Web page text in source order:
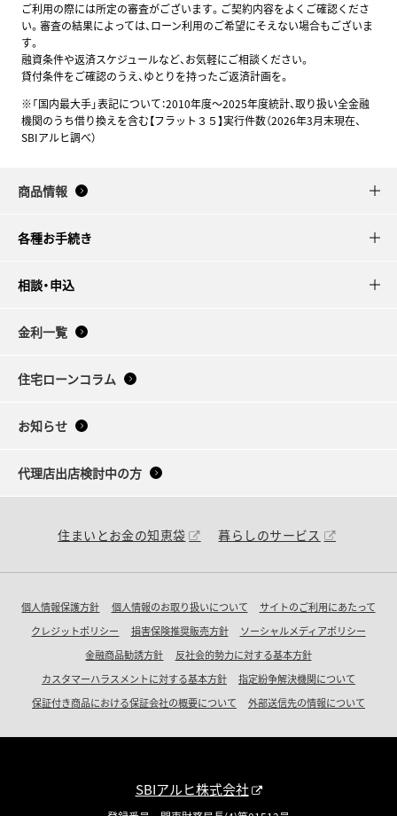
ご利用の際には所定の審査がございます。ご契約内容をよくご確認くださ
い。審査の結果によっては、ローン利用のご希望にそえない場合もございま
す。
融資条件や返済スケジュールなど、お気軽にご相談ください。
貸付条件をご確認のうえ、ゆとりを持ったご返済計画を。
※「国内最大手」表記について：2010年度～2025年度統計、取り扱い全金融
機関のうち借り換えを含む【フラット３５】実行件数（2026年3月末現在、
SBIアルヒ調べ）
商品情報
各種お手続き
相談・申込
金利一覧
住宅ローンコラム
お知らせ
代理店出店検討中の方
住まいとお金の知恵袋 暮らしのサービス
個人情報保護方針 個人情報のお取り扱いについて
サイトのご利用にあたって
クレジットポリシー
損害保険推奨販売方針
ソーシャルメディアポリシー
金融商品勧誘方針
反社会的勢力に対する基本方針
カスタマーハラスメントに対する基本方針
指定紛争解決機関について
保証付き商品における保証会社の概要について
外部送信先の情報について
SBIアルヒ株式会社